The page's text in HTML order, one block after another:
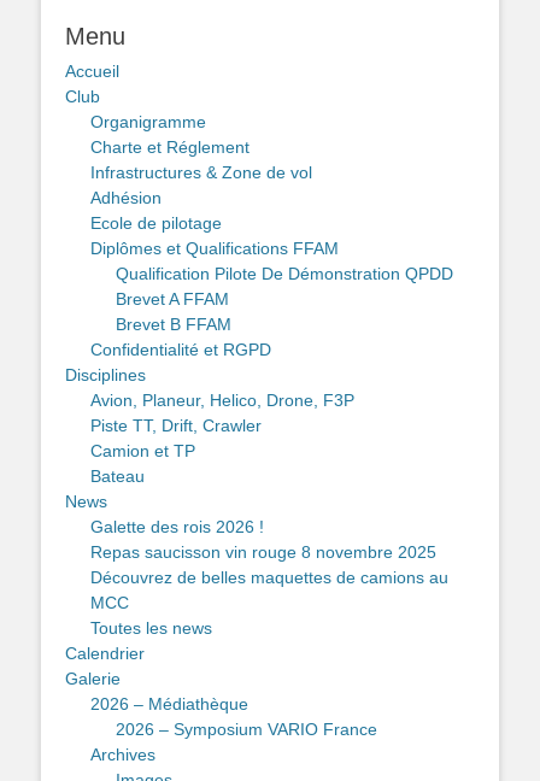
Menu
Accueil
Club
Organigramme
Charte et Réglement
Infrastructures & Zone de vol
Adhésion
Ecole de pilotage
Diplômes et Qualifications FFAM
Qualification Pilote De Démonstration QPDD
Brevet A FFAM
Brevet B FFAM
Confidentialité et RGPD
Disciplines
Avion, Planeur, Helico, Drone, F3P
Piste TT, Drift, Crawler
Camion et TP
Bateau
News
Galette des rois 2026 !
Repas saucisson vin rouge 8 novembre 2025
Découvrez de belles maquettes de camions au
MCC
Toutes les news
Calendrier
Galerie
2026 – Médiathèque
2026 – Symposium VARIO France
Archives